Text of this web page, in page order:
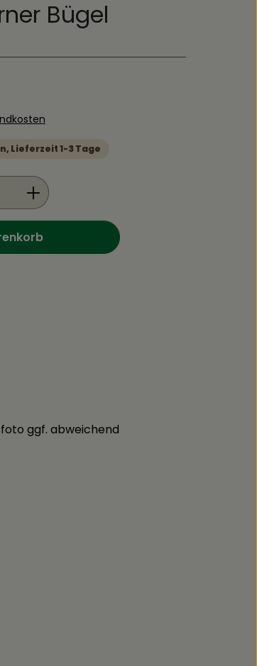
Bügel
Lieferzeit 1-3 Tage
den gewünschten Wert
ggf. abweichend